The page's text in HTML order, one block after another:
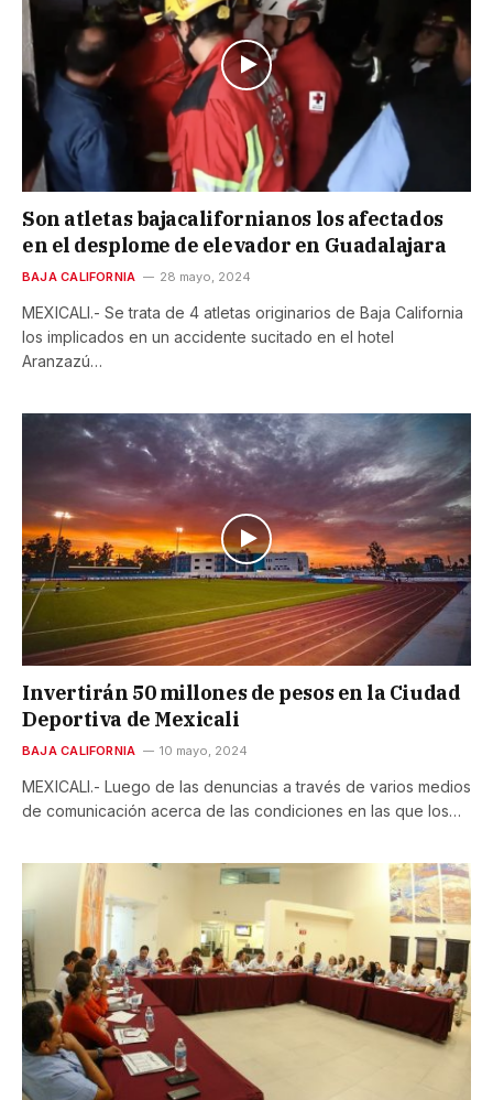
Son atletas bajacalifornianos los afectados
en el desplome de elevador en Guadalajara
BAJA CALIFORNIA 28 mayo, 2024
MEXICALI.- Se trata de 4 atletas originarios de Baja California
los implicados en un accidente sucitado en el hotel
Aranzazú…
Invertirán 50 millones de pesos en la Ciudad
Deportiva de Mexicali
BAJA CALIFORNIA 10 mayo, 2024
MEXICALI.- Luego de las denuncias a través de varios medios
de comunicación acerca de las condiciones en las que los…